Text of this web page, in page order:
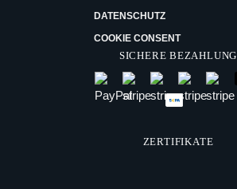
DATENSCHUTZ
COOKIE CONSENT
SICHERE BEZAHLUNG
ZERTIFIKATE